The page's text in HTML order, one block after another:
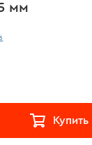
мм
Купить